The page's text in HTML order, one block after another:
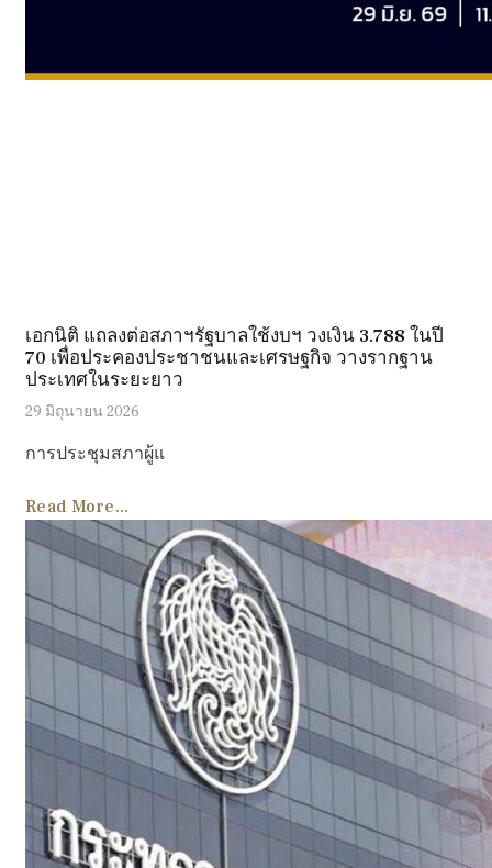
เอกนิติ แถลงต่อสภาฯรัฐบาลใช้งบฯ วงเงิน 3.788 ในปี
70 เพื่อประคองประชาชนและเศรษฐกิจ วางรากฐาน
ประเทศในระยะยาว
29 มิถุนายน 2026
การประชุมสภาผู้แ
Read More...